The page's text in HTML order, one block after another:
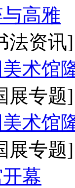
高雅
法资讯]
术馆
展专题]
术馆
展专题]
幕